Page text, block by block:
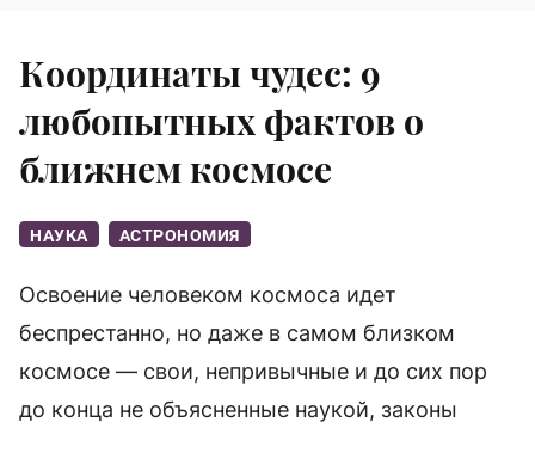
Координаты чудес: 9
любопытных фактов о
ближнем космосе
НАУКА АСТРОНОМИЯ
Освоение человеком космоса идет
беспрестанно, но даже в самом близком
космосе — свои, непривычные и до сих пор
до конца не объясненные наукой, законы